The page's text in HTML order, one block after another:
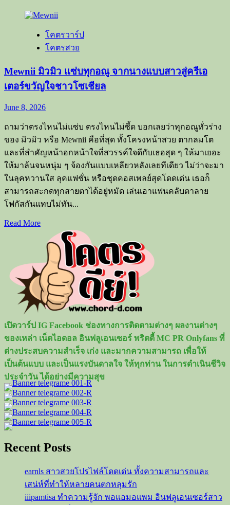
โคตรวาร์ป
โคตรสวย
Mewnii มิวมิว แซ่บทุกอณู จากนางแบบสาวสู่ครีเอ
เตอร์ขวัญใจชาวโซเชียล
June 8, 2026
ถามว่าตรงไหนไม่แซ่บ ตรงไหนไม่ซี้ด บอกเลยว่าทุกอณูทั่วร่าง
ของ มิวมิว หรือ Mewnii คือที่สุด ทั้งโครงหน้าสวย ตากลมโต
และที่สำคัญหน้าอกหน้าใจที่สวรรค์ใจดีกับเธอสุด ๆ ให้มาเยอะ
ให้มาล้นจนหนุ่ม ๆ จ้องกันแบบเหลียวหลังเลยทีเดียว ไม่ว่าจะมา
ในลุคหวานใส ลุคแฟชั่น หรือชุดคอสเพลย์สุดโดดเด่น เธอก็
สามารถสะกดทุกสายตาได้อยู่หมัด เล่นเอาแฟนคลับตาลาย
โฟกัสกันแทบไม่ทัน...
Read MoreRead
about
Mewnii
มิว
มิว
แซ่
บทุ
กอณู
จาก
นาง
แบบ
สาว
สู่
ค
รี
เอ
เตอร์
ขวัญใจ
ชาว
โซ
เชีย
เปิดวาร์ป IG Facebook ช่องทางการติดตามต่างๆ ผลงานต่างๆ
ของเหล่า เน็ตไอดอล อินฟลูเอนเซอร์ พริตตี้ MC PR Onlyfans ที่
ต่างประสบความสำเร็จ เก่ง และมากความสามารถ เพื่อให้
เป็นต้นแบบ และเป็นแรงบันดาลใจ ให้ทุกท่าน ในการดำเนินชีวิจ
ประจำวัน ได้อย่างมีความสุข
Recent Posts
earnls สาวสวยโปรไฟล์โดดเด่น ทั้งความสามารถและ
เสน่ห์ที่ทำให้หลายคนตกหลุมรัก
iiipamtisa ทำความรู้จัก พอแอมอแพม อินฟลูเอนเซอร์สาว